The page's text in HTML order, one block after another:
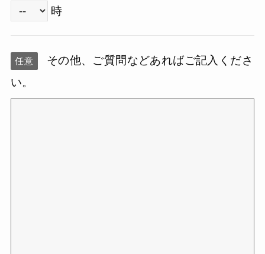
時
任意
その他、ご質問などあればご記入くださ
い。